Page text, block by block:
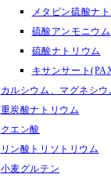
メタビン硫酸ナ
硫酸アンモニウム
硫酸ナトリウム
キサンサート
カルシウム、マグネシウ
重炭酸ナトリウム
クエン酸
リン酸トリソトリウム
小麦グルテン